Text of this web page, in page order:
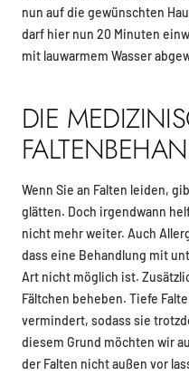
nun auf die gewünschten
darf hier nun 20 Minuten
mit lauwarmem Wasser
DIE
Wenn Sie an Falten leiden,
glätten. Doch irgendwann
nicht mehr weiter. Auch
dass eine Behandlung mit
Art nicht möglich ist.
Fältchen beheben. Tiefe
vermindert, sodass sie
diesem Grund möchten wir
der Falten nicht außen vor